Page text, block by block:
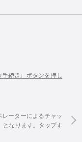
続き」ボタンを押し
ーターによるチャッ
となります。タップす